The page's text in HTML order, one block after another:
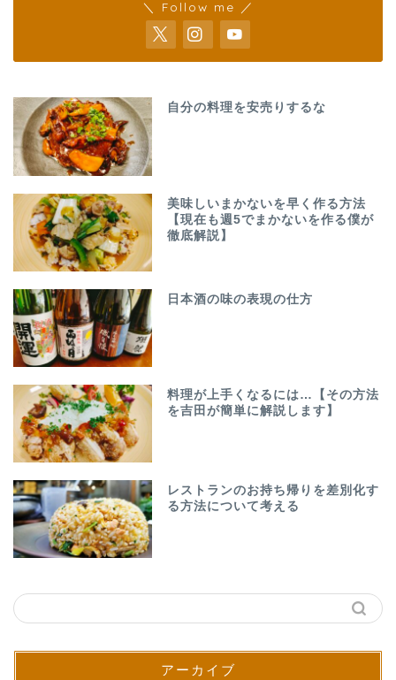
＼ Follow me ／
自分の料理を安売りするな
美味しいまかないを早く作る方法
【現在も週5でまかないを作る僕が
徹底解説】
日本酒の味の表現の仕方
料理が上手くなるには…【その方法
を吉田が簡単に解説します】
レストランのお持ち帰りを差別化す
る方法について考える
アーカイブ